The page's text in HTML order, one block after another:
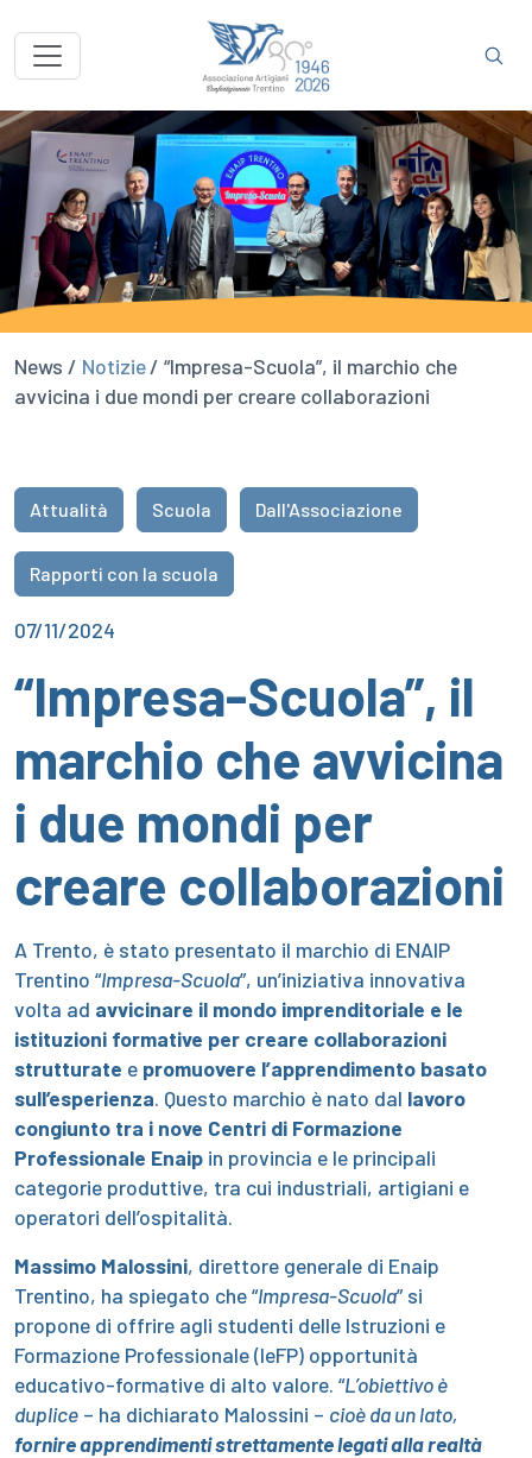
News / Notizie/ “Impresa-Scuola”, il marchio che
avvicina i due mondi per creare collaborazioni
Attualità Scuola Dall'Associazione
Rapporti con la scuola
07/11/2024
“Impresa-Scuola”, il
marchio che avvicina
i due mondi per
creare collaborazioni
A Trento, è stato presentato il marchio di ENAIP
Trentino “Impresa-Scuola”, un’iniziativa innovativa
volta ad avvicinare il mondo imprenditoriale e le
istituzioni formative per creare collaborazioni
strutturate e promuovere l’apprendimento basato
sull’esperienza. Questo marchio è nato dal lavoro
congiunto tra i nove Centri di Formazione
Professionale Enaip in provincia e le principali
categorie produttive, tra cui industriali, artigiani e
operatori dell’ospitalità.
Massimo Malossini, direttore generale di Enaip
Trentino, ha spiegato che “Impresa-Scuola” si
propone di offrire agli studenti delle Istruzioni e
Formazione Professionale (IeFP) opportunità
educativo-formative di alto valore. “L’obiettivo è
duplice – ha dichiarato Malossini – cioè da un lato,
fornire apprendimenti strettamente legati alla realtà